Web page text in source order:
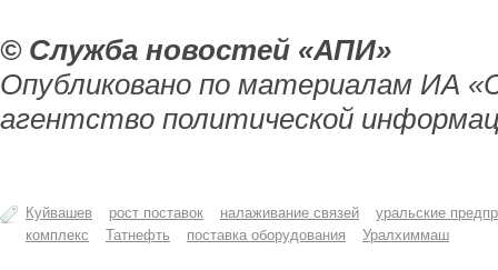
© Служба новостей «АПИ»
Опубликовано по материалам ИА
агентство политической
Куйвашев рост поставок налаживание связей
уральские
комплекс
Татнефть поставка оборудования Уралхиммаш